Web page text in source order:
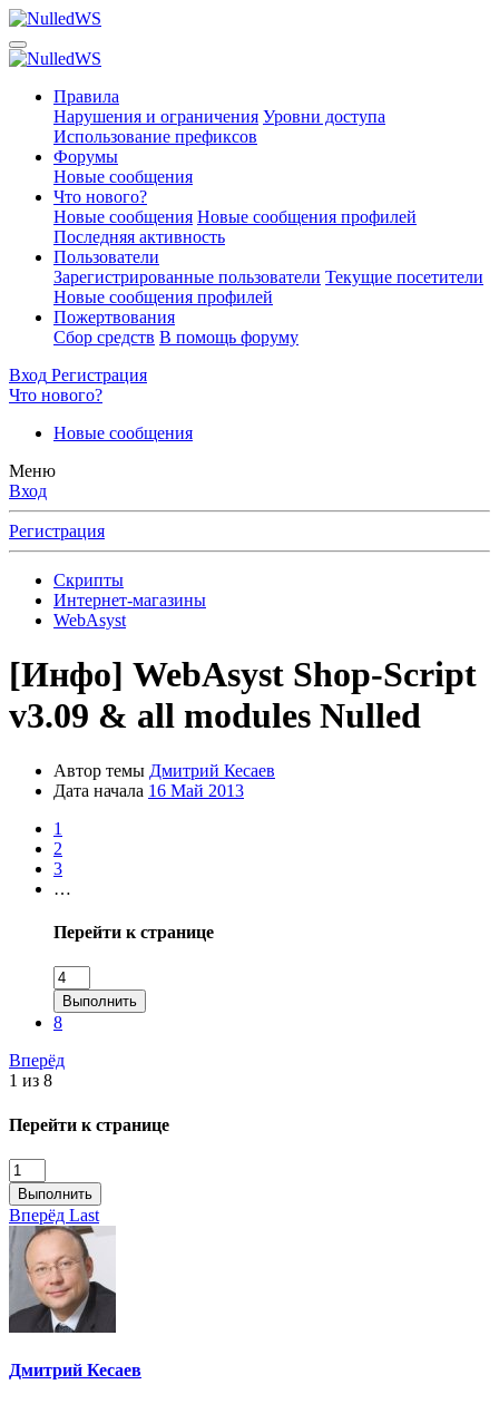
Правила
Нарушения и ограничения Уровни доступа
Использование префиксов
Форумы
Новые сообщения
Что нового?
Новые сообщения Новые сообщения профилей
Последняя активность
Пользователи
Зарегистрированные пользователи Текущие посетители
Новые сообщения профилей
Пожертвования
Сбор средств В помощь форуму
Вход Регистрация
Что нового?
Новые сообщения
Меню
Вход
Регистрация
Скрипты
Интернет-магазины
WebAsyst
[Инфо] WebAsyst Shop-Script
v3.09 & all modules Nulled
Автор темы Дмитрий Кесаев
Дата начала 16 Май 2013
1
2
3
…
Перейти к странице
Выполнить
8
Вперёд
1 из 8
Перейти к странице
Выполнить
Вперёд Last
Дмитрий Кесаев